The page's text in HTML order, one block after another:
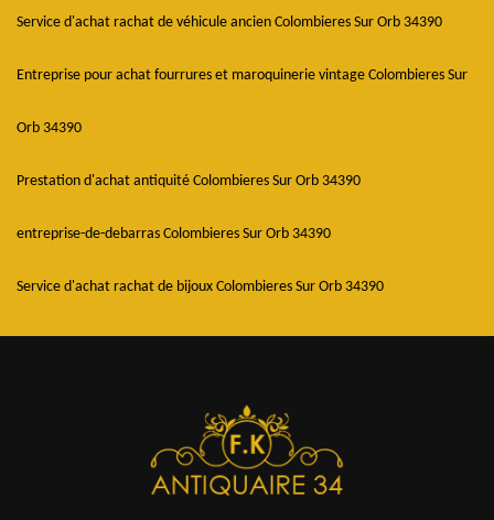
Service d'achat rachat de véhicule ancien Colombieres Sur Orb 34390
Entreprise pour achat fourrures et maroquinerie vintage Colombieres Sur
Orb 34390
Prestation d'achat antiquité Colombieres Sur Orb 34390
entreprise-de-debarras Colombieres Sur Orb 34390
Service d'achat rachat de bijoux Colombieres Sur Orb 34390